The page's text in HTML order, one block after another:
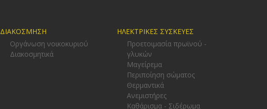
ΔΙΑΚΟΣΜΗΣΗ
Οργάνωση νοικοκυριού
Διακοσμητικά
ΗΛΕΚΤΡΙΚΕΣ ΣΥΣΚΕΥΕΣ
Προετοιμασία πρωϊνού -
γλυκών
Μαγείρεμα
Περιποίηση σώματος
Θερμαντικά
Ανεμιστήρες
Καθάρισμα - Σιδέρωμα